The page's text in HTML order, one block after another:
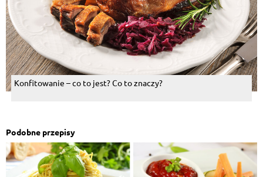
Konfitowanie – co to jest? Co to znaczy?
Podobne przepisy